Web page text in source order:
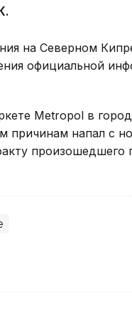
на Северном
официальной
Metropol в
причинам напал с
произошедшего